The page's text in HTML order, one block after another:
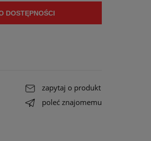
DOSTĘPNOŚCI
zapytaj o produkt
poleć znajomemu